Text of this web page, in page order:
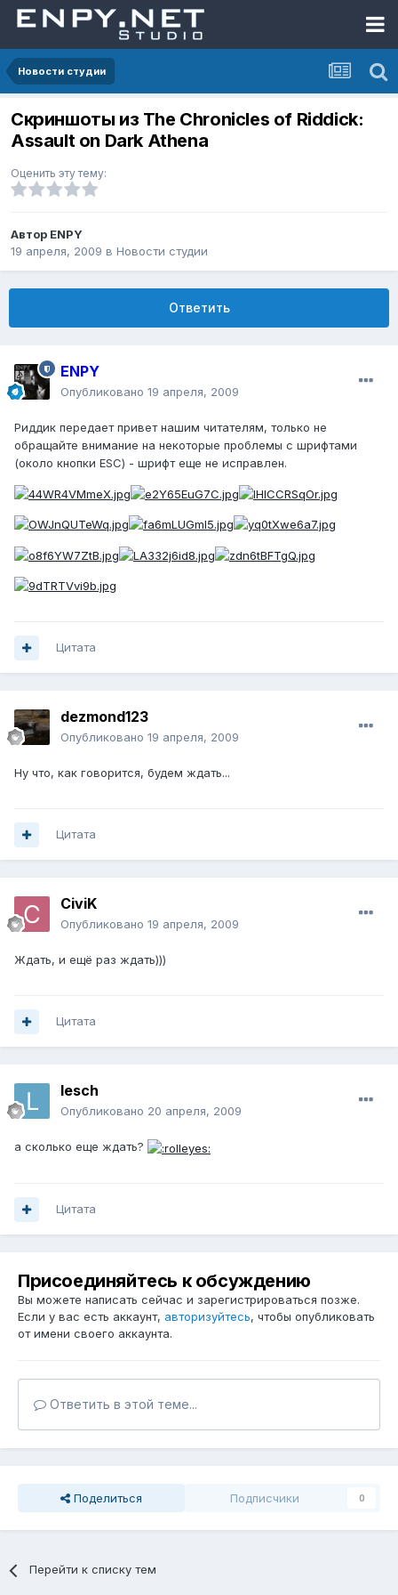
Новости студии
Скриншоты из The Chronicles of Riddick:
Assault on Dark Athena
Оценить эту тему:
Автор ENPY
19 апреля, 2009 в Новости студии
Ответить
ENPY
Опубликовано 19 апреля, 2009
Риддик передает привет нашим читателям, только не
обращайте внимание на некоторые проблемы с шрифтами
(около кнопки ESC) - шрифт еще не исправлен.
Цитата
dezmond123
Опубликовано 19 апреля, 2009
Ну что, как говорится, будем ждать...
Цитата
CiviK
Опубликовано 19 апреля, 2009
Ждать, и ещё раз ждать)))
Цитата
lesch
Опубликовано 20 апреля, 2009
а сколько еще ждать?
Цитата
Присоединяйтесь к обсуждению
Вы можете написать сейчас и зарегистрироваться позже.
Если у вас есть аккаунт, авторизуйтесь, чтобы опубликовать
от имени своего аккаунта.
Ответить в этой теме...
Поделиться Подписчики 0
Перейти к списку тем